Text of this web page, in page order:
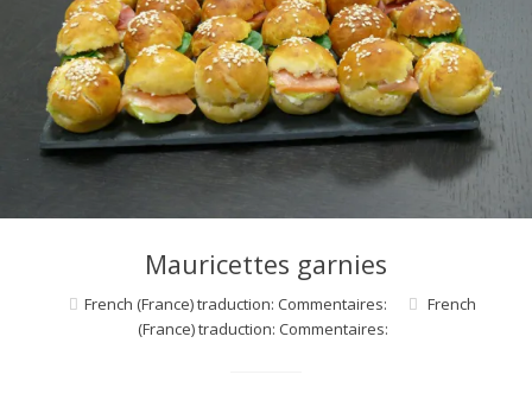
Mauricettes garnies
French (France) traduction: Commentaires:
French
(France) traduction: Commentaires: